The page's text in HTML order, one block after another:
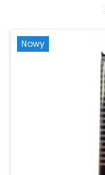
Nowy